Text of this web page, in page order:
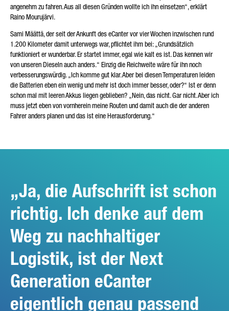
angenehm zu fahren. Aus all diesen Gründen wollte ich ihn einsetzen“, erklärt
Raino Mourujärvi.
Sami Määttä, der seit der Ankunft des eCanter vor vier Wochen inzwischen rund
1.200 Kilometer damit unterwegs war, pflichtet ihm bei: „Grundsätzlich
funktioniert er wunderbar. Er startet immer, egal wie kalt es ist. Das kennen wir
von unseren Dieseln auch anders.“ Einzig die Reichweite wäre für ihn noch
verbesserungswürdig. „Ich komme gut klar. Aber bei diesen Temperaturen leiden
die Batterien eben ein wenig und mehr ist doch immer besser, oder?“ Ist er denn
schon mal mit leeren Akkus liegen geblieben? „Nein, das nicht. Gar nicht. Aber ich
muss jetzt eben von vornherein meine Routen und damit auch die der anderen
Fahrer anders planen und das ist eine Herausforderung.“
Ja, die Aufschrift ist schon
richtig. Ich denke auf dem
Weg zu nachhaltiger
Logistik, ist der Next
Generation eCanter
eigentlich genau passend